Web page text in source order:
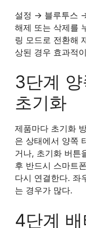
설정 → 블루투스
해제 또는 삭제를
링 모드로 전환해
상된 경우 효과적
3단계
초기화
제품마다 초기화
은 상태에서 양쪽
거나, 초기화 버튼
후 반드시 스마트
다시 연결한다. 좌
는 경우가 많다.
4단계